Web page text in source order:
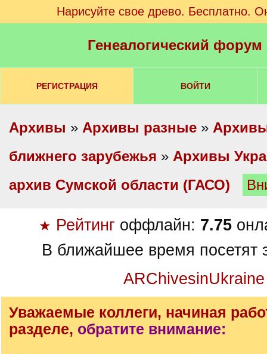
Нарисуйте свое древо. Бесплатно.
Генеалогический
РЕГИСТРАЦИЯ ВОЙТИ
Архивы » Архивы разные »
ближнего зарубежья » Архивы
архив Сумской области (ГАСО)
★ Рейтинг оффлайн: 7.75
В ближайшее время посетят
ARChivesinUkraine
Уважаемые коллеги, начиная
разделе, обратите внимание: